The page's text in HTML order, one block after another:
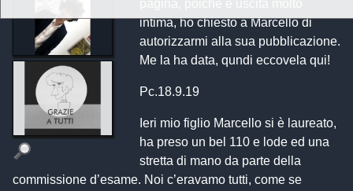
intima, ho chiesto a Marcello di
autorizzarmi alla sua pubblicazione.
Me la ha data, qundi eccovela qui!
Pc.18.9.19
Ieri mio figlio Marcello si è laureato,
ha preso un bel 110 e lode ed una
stretta di mano da parte della
commissione d’esame. Noi c’eravamo tutti, come se